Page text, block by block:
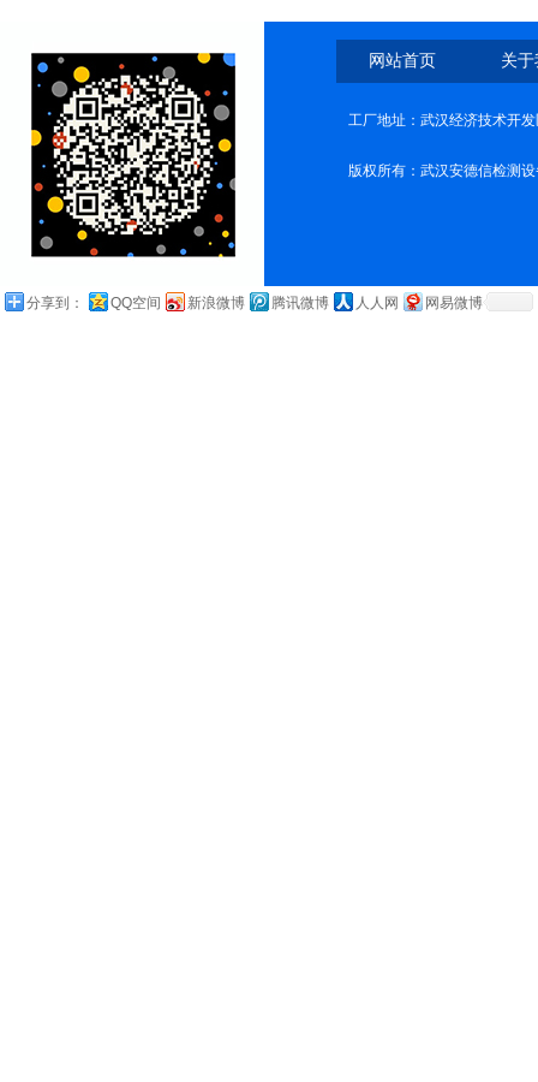
网站首页 关
工厂地址：武汉经济技术开
版权所有：武汉安德信检测
分享到： QQ空间 新浪微博 腾讯微博 人人网 网易微博